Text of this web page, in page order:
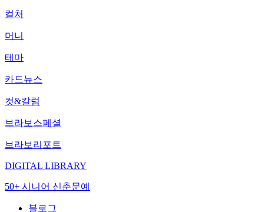
컬처
머니
테마
카드뉴스
컷&칼럼
브라보스페셜
브라보리포트
DIGITAL LIBRARY
50+ 시니어 신춘문예
블로그